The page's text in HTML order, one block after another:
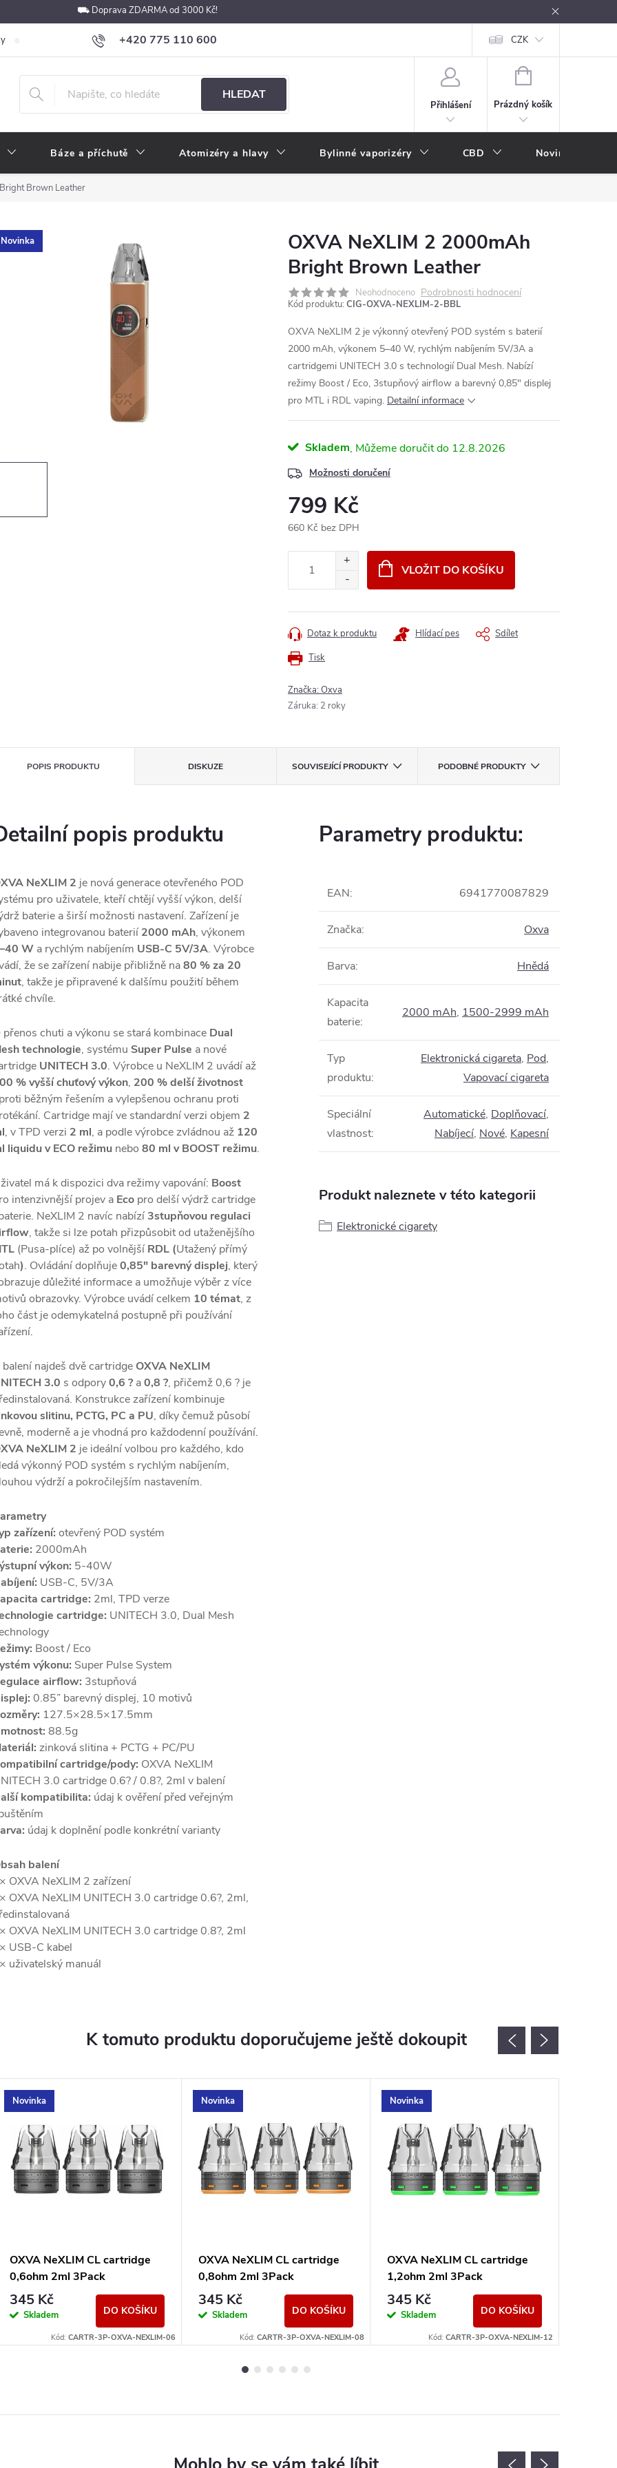
⛟ Doprava ZDARMA od 3000 Kč!
+420 775 110 600
obchod@e-cigarety.cz
Podmínky ochrany osobních údajů Velkoobchod Vše o e-kouření Nákupní rádce
CZK
HLEDAT
Přihlášení
NÁKUPNÍ
Prázdný košík
Báze a příchutě Atomizéry a hlavy Bylinné vaporizéry CBD Novinky
Brown Leather
Novinka
OXVA NeXLIM 2 2000mAh
Bright Brown Leather
Neohodnoceno Podrobnosti hodnocení
Kód produktu: CIG-OXVA-NEXLIM-2-BBL
OXVA NeXLIM 2 je výkonný otevřený POD systém s baterií
2000 mAh, výkonem 5–40 W, rychlým nabíjením 5V/3A a
cartridgemi UNITECH 3.0 s technologií Dual Mesh. Nabízí
režimy Boost / Eco, 3stupňový airflow a barevný 0,85" displej
pro MTL i RDL vaping. Detailní informace
Skladem 12.8.2026
Možnosti doručení
799 Kč
660 Kč bez DPH
VLOŽIT DO KOŠÍKU
Tisk
Dotaz k produktu Hlídací pes Sdílet
Značka:Oxva
Záruka: 2 roky
POPIS PRODUKTU DISKUZE SOUVISEJÍCÍ PRODUKTY PODOBNÉ PRODUKTY
popis produktu
NeXLIM 2 je nová generace otevřeného POD
pro uživatele, kteří chtějí vyšší výkon, delší
baterie a širší možnosti nastavení. Zařízení je
integrovanou baterií 2000 mAh, výkonem
W a rychlým nabíjením USB-C 5V/3A. Výrobce
že se zařízení nabije přibližně na80 % za 20
, takže je připravené k dalšímu použití během
chvíle.
přenos chuti a výkonu se stará kombinace Dual
technologie, systému Super Pulse a nové
UNITECH 3.0. Výrobce u NeXLIM 2 uvádí až
% vyšší chuťový výkon, 200 % delší životnost
běžným řešením a vylepšenou ochranu proti
Cartridge mají ve standardní verzi objem 2
, v TPD verzi 2 ml, a podle výrobce zvládnou až 120
liquidu v ECO režimu nebo 80 ml v BOOST režimu.
má k dispozici dva režimy vapování: Boost
intenzivnější projev a Eco pro delší výdrž cartridge
NeXLIM 2 navíc nabízí3stupňovou regulaci
, takže si lze potah přizpůsobit od utaženějšího
(Pusa-plíce) až po volnější RDL (Utažený přímý
). Ovládání doplňuje0,85" barevný displej, který
důležité informace a umožňuje výběr z více
obrazovky. Výrobce uvádí celkem 10 témat, z
část je odemykatelná postupně při používání
balení najdeš dvě cartridge OXVA NeXLIM
3.0 s odpory0,6 ? a0,8 ?, přičemž 0,6 ? je
Konstrukce zařízení kombinuje
slitinu, PCTG, PC a PU, díky čemuž působí
moderně a je vhodná pro každodenní používání.
NeXLIM 2 je ideální volbou pro každého, kdo
výkonný POD systém s rychlým nabíjením,
výdrží a pokročilejším nastavením.
zařízení: otevřený POD systém
2000mAh
výkon: 5-40W
USB-C, 5V/3A
cartridge: 2ml, TPD verze
cartridge: UNITECH 3.0, Dual Mesh
Boost / Eco
výkonu: Super Pulse System
airflow: 3stupňová
0.85” barevný displej, 10 motivů
127.5×28.5×17.5mm
88.5g
zinková slitina + PCTG + PC/PU
cartridge/pody: OXVA NeXLIM
3.0 cartridge 0.6? / 0.8?, 2ml v balení
kompatibilita: údaj k ověření před veřejným
údaj k doplnění podle konkrétní varianty
balení
OXVA NeXLIM 2 zařízení
OXVA NeXLIM UNITECH 3.0 cartridge 0.6?, 2ml,
OXVA NeXLIM UNITECH 3.0 cartridge 0.8?, 2ml
USB-C kabel
uživatelský manuál
Parametry produktu:
EAN: 6941770087829
Značka: Oxva
Barva: Hnědá
Kapacita
baterie:
2000 mAh, 1500-2999 mAh
Typ
produktu:
Elektronická cigareta, Pod,
Vapovací cigareta
Speciální
vlastnost:
Automatické, Doplňovací,
Nabíjecí, Nové, Kapesní
Produkt naleznete v této kategorii
Elektronické cigarety
K tomuto produktu doporučujeme ještě dokoupit
Novinka
OXVA NeXLIM CL cartridge
0,6ohm 2ml 3Pack
345 Kč
Skladem DO KOŠÍKU
Kód: CARTR-3P-OXVA-NEXLIM-06
Novinka
OXVA NeXLIM CL cartridge
0,8ohm 2ml 3Pack
345 Kč
Skladem DO KOŠÍKU
Kód: CARTR-3P-OXVA-NEXLIM-08
Novinka
OXVA NeXLIM CL cartridge
1,2ohm 2ml 3Pack
345 Kč
Skladem DO KOŠÍKU
Kód: CARTR-3P-OXVA-NEXLIM-12